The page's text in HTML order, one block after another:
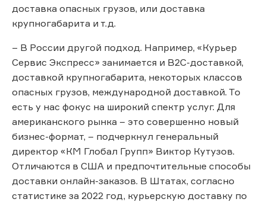
доставка опасных грузов, или доставка
крупногабарита и т.д.
– В России другой подход. Например, «Курьер
Сервис Экспресс» занимается и В2С-доставкой,
доставкой крупногабарита, некоторых классов
опасных грузов, международной доставкой. То
есть у нас фокус на широкий спектр услуг. Для
американского рынка – это совершенно новый
бизнес-формат, – подчеркнул генеральный
директор «КМ Глобал Групп» Виктор Кутузов.
Отличаются в США и предпочтительные способы
доставки онлайн-заказов. В Штатах, согласно
статистике за 2022 год, курьерскую доставку по